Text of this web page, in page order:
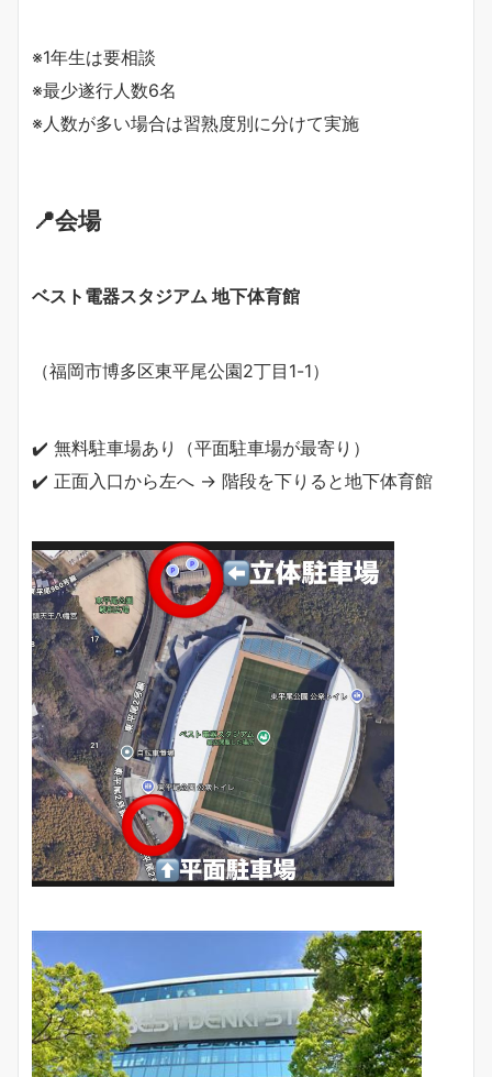
※1年生は要相談
※最少遂行人数6名
※人数が多い場合は習熟度別に分けて実施
📍会場
ベスト電器スタジアム 地下体育館
（福岡市博多区東平尾公園2丁目1-1）
✔️ 無料駐車場あり（平面駐車場が最寄り）
✔️ 正面入口から左へ → 階段を下りると地下体育館